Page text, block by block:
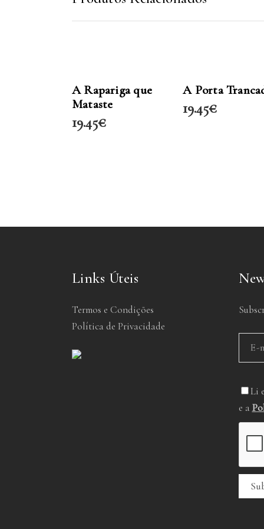
A Rapariga que
Mataste
19.45€
A Porta
19.45€
Links Úteis
Termos e Condições
Política de Privacidade
Li
e a